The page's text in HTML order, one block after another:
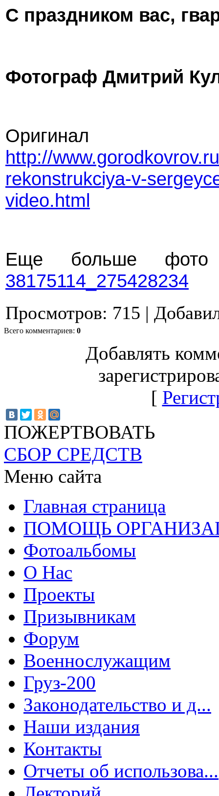
С праздником вас,
Фотограф Дмитрий
Оригинал
http://
rekonstrukciya-v-
video.html
Еще больше
38175114_275428234
Просмотров: 715 |
Всего комментариев: 0
Добавлять
[
ПОЖЕРТВОВАТЬ
СБОР СРЕДСТВ
Меню сайта
Главная страница
ПОМОЩЬ
Фотоальбомы
О Нас
Проекты
Призывникам
Форум
Военнослужащим
Груз-200
Законодательство и д...
Наши издания
Контакты
Отчеты об использова...